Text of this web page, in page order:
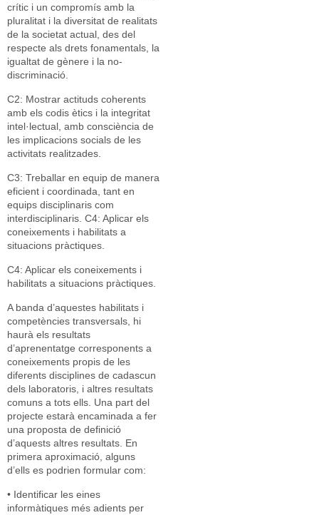
crític i un compromís amb la
pluralitat i la diversitat de realitats
de la societat actual, des del
respecte als drets fonamentals, la
igualtat de gènere i la no-
discriminació.
C2: Mostrar actituds coherents
amb els codis ètics i la integritat
intel·lectual, amb consciència de
les implicacions socials de les
activitats realitzades.
C3: Treballar en equip de manera
eficient i coordinada, tant en
equips disciplinaris com
interdisciplinaris. C4: Aplicar els
coneixements i habilitats a
situacions pràctiques.
C4: Aplicar els coneixements i
habilitats a situacions pràctiques.
A banda d’aquestes habilitats i
competències transversals, hi
haurà els resultats
d’aprenentatge corresponents a
coneixements propis de les
diferents disciplines de cadascun
dels laboratoris, i altres resultats
comuns a tots ells. Una part del
projecte estarà encaminada a fer
una proposta de definició
d’aquests altres resultats. En
primera aproximació, alguns
d’ells es podrien formular com:
• Identificar les eines
informàtiques més adients per